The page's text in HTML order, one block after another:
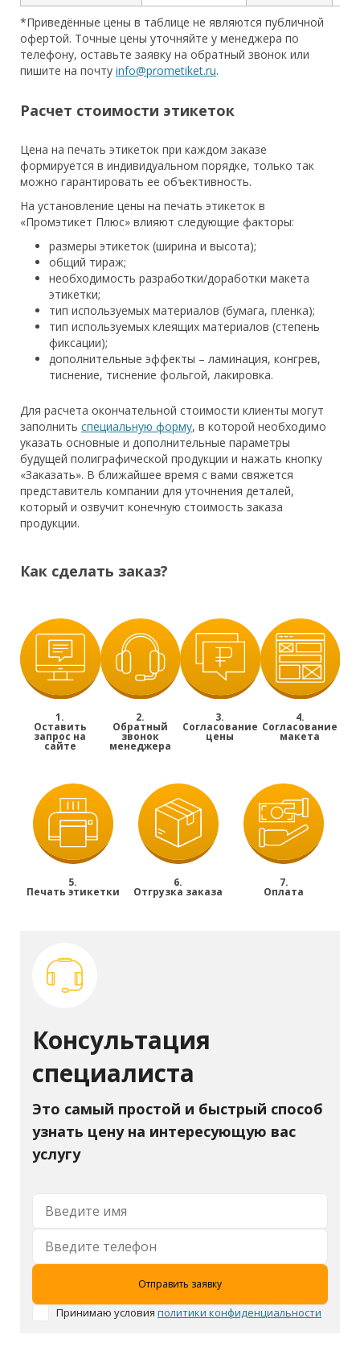
*Приведённые цены в таблице не являются публичной
офертой. Точные цены уточняйте у менеджера по
телефону, оставьте заявку на обратный звонок или
пишите на почту info@prometiket.ru.
Расчет стоимости этикеток
Цена на печать этикеток при каждом заказе
формируется в индивидуальном порядке, только так
можно гарантировать ее объективность.
На установление цены на печать этикеток в
«Промэтикет Плюс» влияют следующие факторы:
размеры этикеток (ширина и высота);
общий тираж;
необходимость разработки/доработки макета
этикетки;
тип используемых материалов (бумага, пленка);
тип используемых клеящих материалов (степень
фиксации);
дополнительные эффекты – ламинация, конгрев,
тиснение, тиснение фольгой, лакировка.
Для расчета окончательной стоимости клиенты могут
заполнить специальную форму, в которой необходимо
указать основные и дополнительные параметры
будущей полиграфической продукции и нажать кнопку
«Заказать». В ближайшее время с вами свяжется
представитель компании для уточнения деталей,
который и озвучит конечную стоимость заказа
продукции.
Как сделать заказ?
1.
Оставить
запрос на
сайте
2.
Обратный
звонок
менеджера
3.
Согласование
цены
4.
Согласование
макета
5.
Печать этикетки
6.
Отгрузка заказа
7.
Оплата
Консультация
специалиста
Это самый простой и быстрый способ
узнать цену на интересующую вас
услугу
Принимаю условия политики конфиденциальности